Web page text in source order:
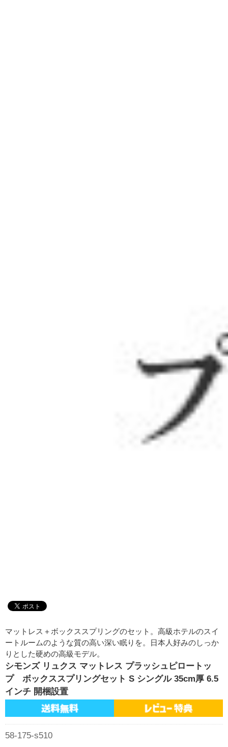
マットレス＋ボックススプリングのセット。高級ホテルのスイ
ートルームのような質の高い深い眠りを。日本人好みのしっか
りとした硬めの高級モデル。
シモンズ リュクス マットレス プラッシュピロートッ
プ ボックススプリングセット S シングル 35cm厚 6.5
インチ 開梱設置
58-175-s510